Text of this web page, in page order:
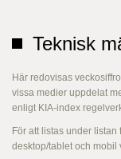
Teknisk
Här redovisas
vissa medier uppdelat
enligt KIA-index
För att listas under
desktop/tablet och mobil